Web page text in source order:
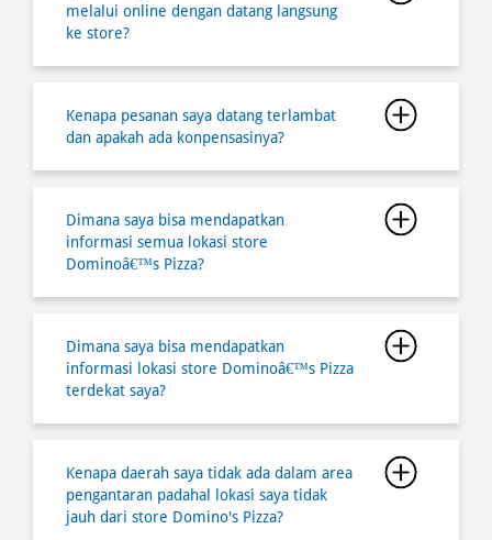
melalui online dengan datang langsung
ke store?
Kenapa pesanan saya datang terlambat
dan apakah ada konpensasinya?
Dimana saya bisa mendapatkan
informasi semua lokasi store
Dominoâ€™s Pizza?
Dimana saya bisa mendapatkan
informasi lokasi store Dominoâ€™s Pizza
terdekat saya?
Kenapa daerah saya tidak ada dalam area
pengantaran padahal lokasi saya tidak
jauh dari store Domino's Pizza?